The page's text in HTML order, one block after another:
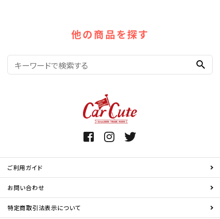
他の商品を探す
search
ご利用ガイド
お問い合わせ
特定商取引法表示について